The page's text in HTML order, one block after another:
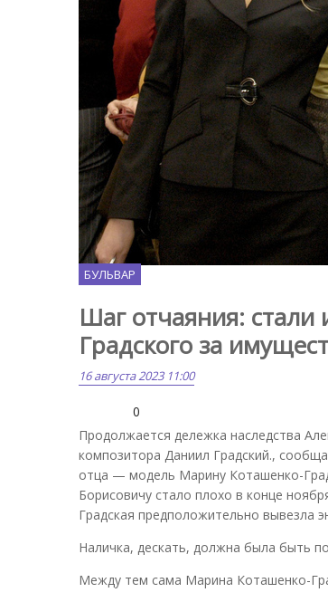
MK.ru
БУЛЬВАР
Шаг отчаяния: стали
Градского за
16 августа 2023 11:00
0
Продолжается дележка наследства
композитора Даниил Градский.,
отца — модель Марину Коташенко-
Борисовичу стало плохо в конце
Градская предположительно вывезла
Наличка, дескать, должна была быть
Между тем сама Марина Коташенко-